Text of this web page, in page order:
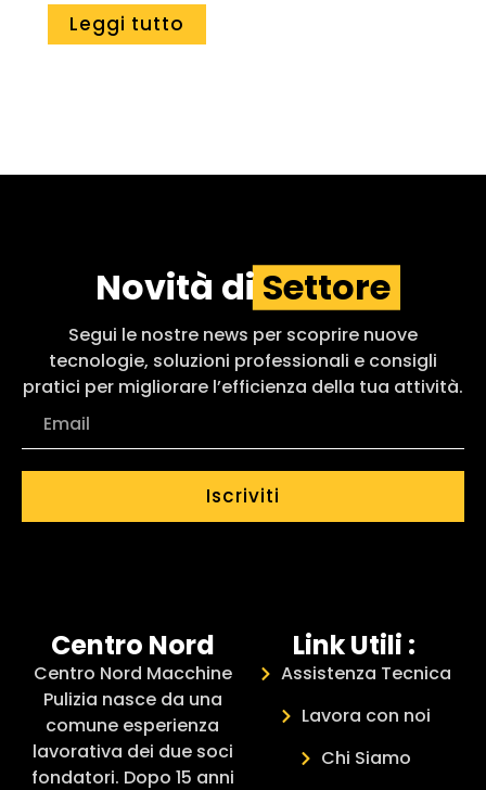
Leggi tutto
Novità di Settore
Segui le nostre news per scoprire nuove
tecnologie, soluzioni professionali e consigli
pratici per migliorare l’efficienza della tua attività.
Iscriviti
Centro Nord
Centro Nord Macchine
Pulizia nasce da una
comune esperienza
lavorativa dei due soci
fondatori. Dopo 15 anni
Link Utili :
Assistenza Tecnica
Lavora con noi
Chi Siamo